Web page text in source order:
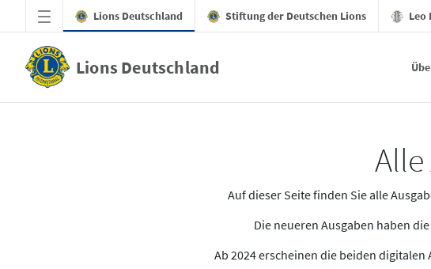
Zum Hauptinhalt springen
Lions Deutschland Stiftung der Deutschen Lions Leo
Lions Deutschland
Alle
Auf dieser Seite finden Sie alle
Die neueren Ausgaben haben
Ab 2024 erscheinen die beiden digitalen